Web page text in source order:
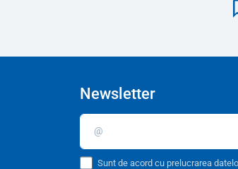
Newsletter
Sunt de acord cu prelucrarea